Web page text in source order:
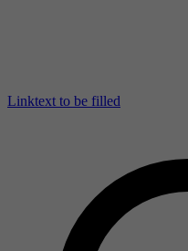
Linktext to be filled